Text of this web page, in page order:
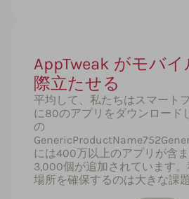
AppTweak がモバ
際立たせる
平均して、私たちはスマート
に80のアプリをダウンロード
の
には400万以上のアプリが含
3,000個が追加されています
場所を確保するのは大きな課題